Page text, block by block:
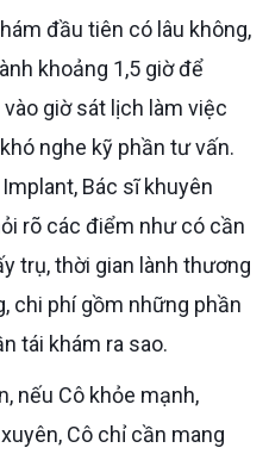
khoảng 1,5 giờ để
giờ sát lịch làm việc
nghe kỹ phần tư vấn.
Bác sĩ khuyên
rõ các điểm như có cần
trụ, thời gian lành thương
chi phí gồm những phần
tái khám ra sao.
Cô chỉ cần mang